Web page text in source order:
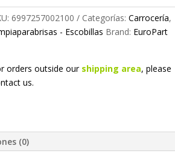
6997257002100 Categorías: Carrocería,
- Escobillas Brand: EuroPart
orders outside our shipping area, please
us.
(0)